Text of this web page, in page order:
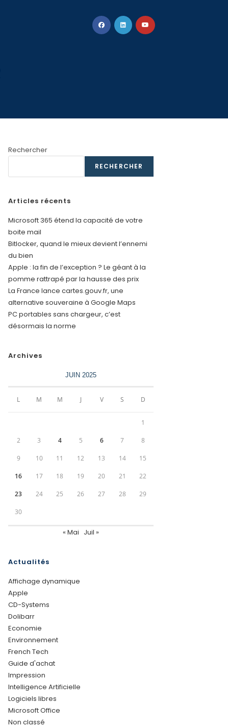
Rechercher
RECHERCHER
Articles récents
Microsoft 365 étend la capacité de votre
boite mail
Bitlocker, quand le mieux devient l’ennemi
du bien
Apple : la fin de l’exception ? Le géant à la
pomme rattrapé par la hausse des prix
La France lance cartes.gouv.fr, une
alternative souveraine à Google Maps
PC portables sans chargeur, c’est
désormais la norme
Archives
JUIN 2025
L M M J V S D
1
2 3 4 5 6 7 8
9 10 11 12 13 14 15
16 17 18 19 20 21 22
23 24 25 26 27 28 29
30
« Mai Juil »
Actualités
Affichage dynamique
Apple
CD-Systems
Dolibarr
Economie
Environnement
French Tech
Guide d'achat
Impression
Intelligence Artificielle
Logiciels libres
Microsoft Office
Non classé